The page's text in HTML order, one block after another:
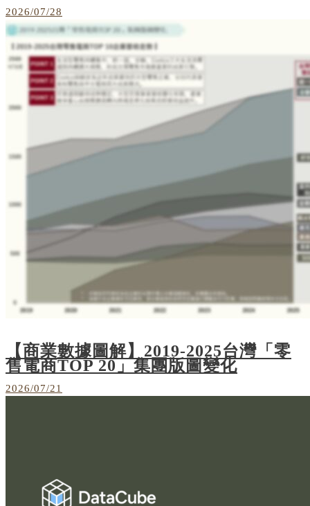
2026/07/28
【商業數據圖解】2019-2025台灣「零
售電商TOP 20」集團版圖變化
2026/07/21